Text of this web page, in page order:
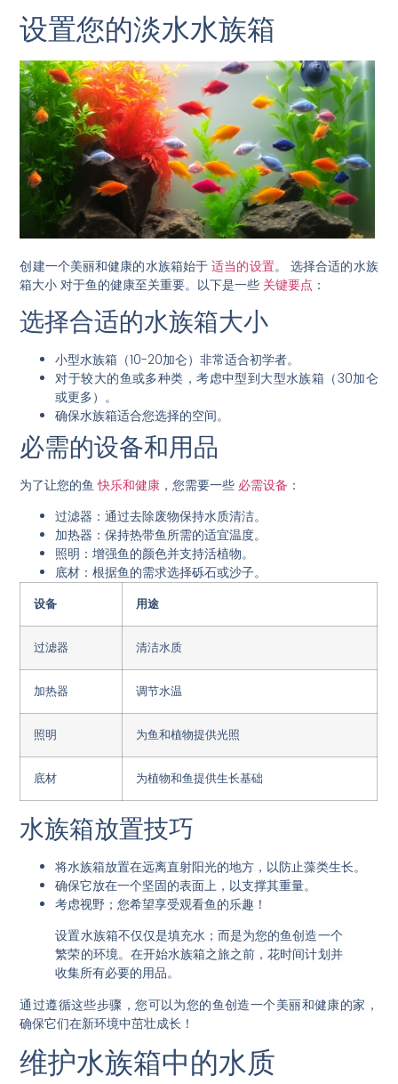
设置您的淡水水族箱
创建一个美丽和健康的水族箱始于适当的设置。 选择合适的水族
箱大小 对于鱼的健康至关重要。以下是一些 关键要点 ：
选择合适的水族箱大小
小型水族箱（10-20加仑）非常适合初学者。
对于较大的鱼或多种类，考虑中型到大型水族箱（30加仑
或更多）。
确保水族箱适合您选择的空间。
必需的设备和用品
为了让您的鱼快乐和健康 ，您需要一些 必需设备 ：
过滤器 ：通过去除废物保持水质清洁。
加热器 ：保持热带鱼所需的适宜温度。
照明 ：增强鱼的颜色并支持活植物。
底材 ：根据鱼的需求选择砾石或沙子。
设备 用途
过滤器 清洁水质
加热器 调节水温
照明 为鱼和植物提供光照
底材 为植物和鱼提供生长基础
水族箱放置技巧
将水族箱放置在远离直射阳光的地方，以防止藻类生长。
确保它放在一个坚固的表面上，以支撑其重量。
考虑视野；您希望享受观看鱼的乐趣！
设置水族箱不仅仅是填充水；而是为您的鱼创造一个
繁荣的环境。在开始水族箱之旅之前，花时间计划并
收集所有必要的用品。
通过遵循这些步骤，您可以为您的鱼创造一个美丽和健康的家，
确保它们在新环境中茁壮成长！
维护水族箱中的水质